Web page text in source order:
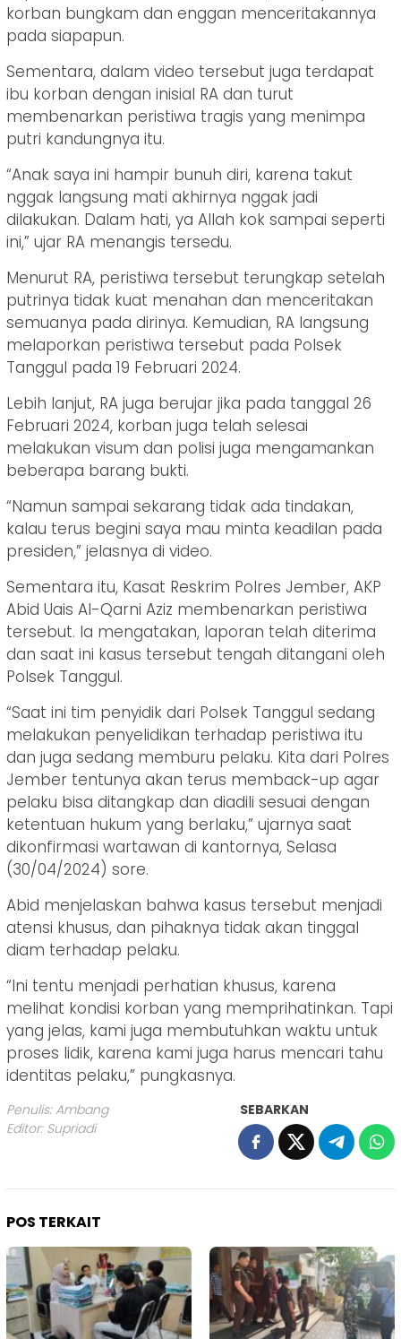
korban bungkam dan enggan menceritakannya
pada siapapun.
Sementara, dalam video tersebut juga terdapat
ibu korban dengan inisial RA dan turut
membenarkan peristiwa tragis yang menimpa
putri kandungnya itu.
“Anak saya ini hampir bunuh diri, karena takut
nggak langsung mati akhirnya nggak jadi
dilakukan. Dalam hati, ya Allah kok sampai seperti
ini,” ujar RA menangis tersedu.
Menurut RA, peristiwa tersebut terungkap setelah
putrinya tidak kuat menahan dan menceritakan
semuanya pada dirinya. Kemudian, RA langsung
melaporkan peristiwa tersebut pada Polsek
Tanggul pada 19 Februari 2024.
Lebih lanjut, RA juga berujar jika pada tanggal 26
Februari 2024, korban juga telah selesai
melakukan visum dan polisi juga mengamankan
beberapa barang bukti.
“Namun sampai sekarang tidak ada tindakan,
kalau terus begini saya mau minta keadilan pada
presiden,” jelasnya di video.
Sementara itu, Kasat Reskrim Polres Jember, AKP
Abid Uais Al-Qarni Aziz membenarkan peristiwa
tersebut. Ia mengatakan, laporan telah diterima
dan saat ini kasus tersebut tengah ditangani oleh
Polsek Tanggul.
“Saat ini tim penyidik dari Polsek Tanggul sedang
melakukan penyelidikan terhadap peristiwa itu
dan juga sedang memburu pelaku. Kita dari Polres
Jember tentunya akan terus memback-up agar
pelaku bisa ditangkap dan diadili sesuai dengan
ketentuan hukum yang berlaku,” ujarnya saat
dikonfirmasi wartawan di kantornya, Selasa
(30/04/2024) sore.
Abid menjelaskan bahwa kasus tersebut menjadi
atensi khusus, dan pihaknya tidak akan tinggal
diam terhadap pelaku.
“Ini tentu menjadi perhatian khusus, karena
melihat kondisi korban yang memprihatinkan. Tapi
yang jelas, kami juga membutuhkan waktu untuk
proses lidik, karena kami juga harus mencari tahu
identitas pelaku,” pungkasnya.
Penulis: Ambang
Editor: Supriadi
SEBARKAN
POS TERKAIT